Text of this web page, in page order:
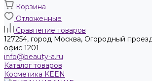
Корзина
Отложенные
Сравнение товаров
127254, город Москва, Огородный проезд
офис 1201
info@beauty-a.ru
Каталог товаров
Косметика KEEN